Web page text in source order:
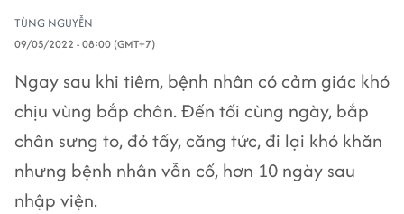
TÙNG NGUYỄN
09/05/2022 - 08:00 (GMT+7)
Ngay sau khi tiêm, bệnh nhân có cảm giác khó
chịu vùng bắp chân. Đến tối cùng ngày, bắp
chân sưng to, đỏ tấy, căng tức, đi lại khó khăn
nhưng bệnh nhân vẫn cố, hơn 10 ngày sau
nhập viện.